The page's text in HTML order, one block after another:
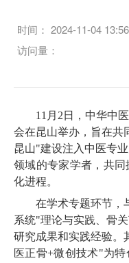
时间： 2024-11-04 13:56
访问量：
11月2日，中华中
会在昆山举办，旨在共
昆山"建设注入中医专
领域的专家学者，共
化进程。
在学术专题环节，
系统"理论与实践、骨
研究成果和实践经验。
医正骨+微创技术"为